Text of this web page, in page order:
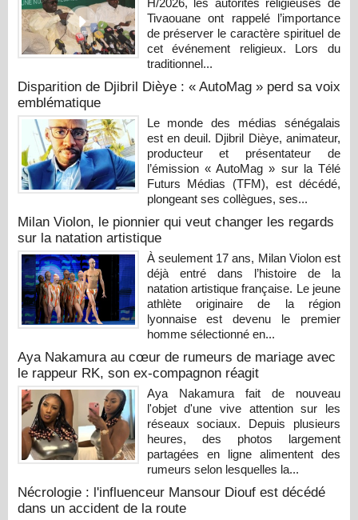
H/2026, les autorités religieuses de
Tivaouane ont rappelé l’importance
de préserver le caractère spirituel de
cet événement religieux. Lors du
traditionnel...
Disparition de Djibril Dièye : « AutoMag » perd sa voix
emblématique
Le monde des médias sénégalais
est en deuil. Djibril Dièye, animateur,
producteur et présentateur de
l’émission « AutoMag » sur la Télé
Futurs Médias (TFM), est décédé,
plongeant ses collègues, ses...
Milan Violon, le pionnier qui veut changer les regards
sur la natation artistique
À seulement 17 ans, Milan Violon est
déjà entré dans l’histoire de la
natation artistique française. Le jeune
athlète originaire de la région
lyonnaise est devenu le premier
homme sélectionné en...
Aya Nakamura au cœur de rumeurs de mariage avec
le rappeur RK, son ex-compagnon réagit
Aya Nakamura fait de nouveau
l'objet d'une vive attention sur les
réseaux sociaux. Depuis plusieurs
heures, des photos largement
partagées en ligne alimentent des
rumeurs selon lesquelles la...
Nécrologie : l'influenceur Mansour Diouf est décédé
dans un accident de la route